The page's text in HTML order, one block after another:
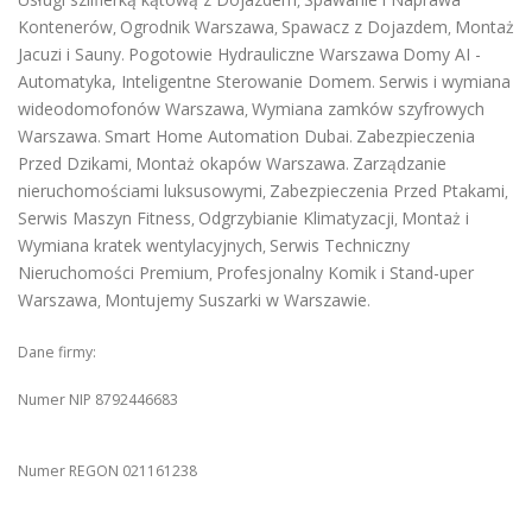
Kontenerów, Ogrodnik Warszawa, Spawacz z Dojazdem, Montaż
Jacuzi i Sauny. Pogotowie Hydrauliczne Warszawa Domy AI -
Automatyka, Inteligentne Sterowanie Domem. Serwis i wymiana
wideodomofonów Warszawa, Wymiana zamków szyfrowych
Warszawa. Smart Home Automation Dubai. Zabezpieczenia
Przed Dzikami, Montaż okapów Warszawa. Zarządzanie
nieruchomościami luksusowymi, Zabezpieczenia Przed Ptakami,
Serwis Maszyn Fitness, Odgrzybianie Klimatyzacji, Montaż i
Wymiana kratek wentylacyjnych, Serwis Techniczny
Nieruchomości Premium, Profesjonalny Komik i Stand-uper
Warszawa, Montujemy Suszarki w Warszawie.
Dane firmy:
Numer NIP 8792446683
Numer REGON 021161238